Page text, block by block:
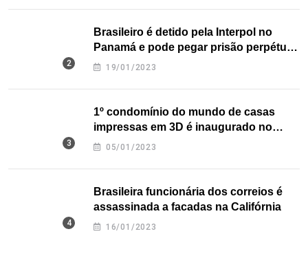
Brasileiro é detido pela Interpol no
Panamá e pode pegar prisão perpétua
nos EUA
19/01/2023
1º condomínio do mundo de casas
impressas em 3D é inaugurado no
Texas
05/01/2023
Brasileira funcionária dos correios é
assassinada a facadas na Califórnia
16/01/2023